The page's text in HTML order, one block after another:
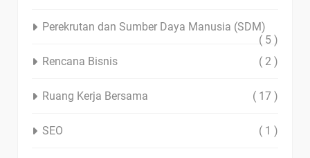
Perekrutan dan Sumber Daya Manusia (SDM)
( 5 )
Rencana Bisnis
( 2 )
Ruang Kerja Bersama ( 17 )
SEO ( 1 )